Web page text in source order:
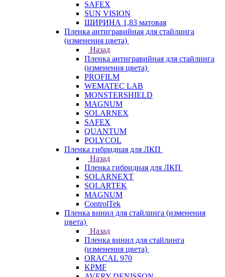
SAFEX
SUN VISION
ШИРИНА 1,83 матовая
Пленка антигравийная для стайлинга
(изменения цвета)
Назад
Пленка антигравийная для стайлинга
(изменения цвета)
PROFILM
WEMATEC LAB
MONSTERSHIELD
MAGNUM
SOLARNEX
SAFEX
QUANTUM
POLYCOL
Пленка гибридная для ЛКП
Назад
Пленка гибридная для ЛКП
SOLARNEXT
SOLARTEK
MAGNUM
ControlTek
Пленка винил для стайлинга (изменения
цвета)
Назад
Пленка винил для стайлинга
(изменения цвета)
ORACAL 970
KPMF